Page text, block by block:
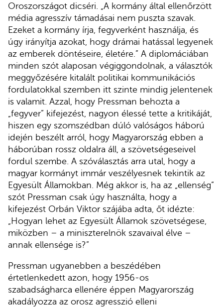
Oroszországot dicséri. „A kormány által ellenőrzött
média agresszív támadásai nem puszta szavak.
Ezeket a kormány írja, fegyverként használja, és
úgy irányítja azokat, hogy drámai hatással legyenek
az emberek döntéseire, életére.” A diplomáciában
minden szót alaposan végiggondolnak, a választók
meggyőzésére kitalált politikai kommunikációs
fordulatokkal szemben itt szinte mindig jelentenek
is valamit. Azzal, hogy Pressman behozta a
„fegyver” kifejezést, nagyon élessé tette a kritikáját,
hiszen egy szomszédban dúló valóságos háború
idején beszélt arról, hogy Magyarország ebben a
háborúban rossz oldalra áll, a szövetségeseivel
fordul szembe. A szóválasztás arra utal, hogy a
magyar kormányt immár veszélyesnek tekintik az
Egyesült Államokban. Még akkor is, ha az „ellenség”
szót Pressman csak úgy használta, hogy a
kifejezést Orbán Viktor szájába adta, őt idézte:
„Hogyan lehet az Egyesült Államok szövetségese,
miközben – a miniszterelnök szavaival élve –
annak ellensége is?”
Pressman ugyanebben a beszédében
értetlenkedett azon, hogy 1956-os
szabadságharca ellenére éppen Magyarország
akadályozza az orosz agresszió elleni